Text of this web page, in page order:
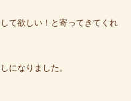
て欲しい！と寄ってきてくれ
になりました。